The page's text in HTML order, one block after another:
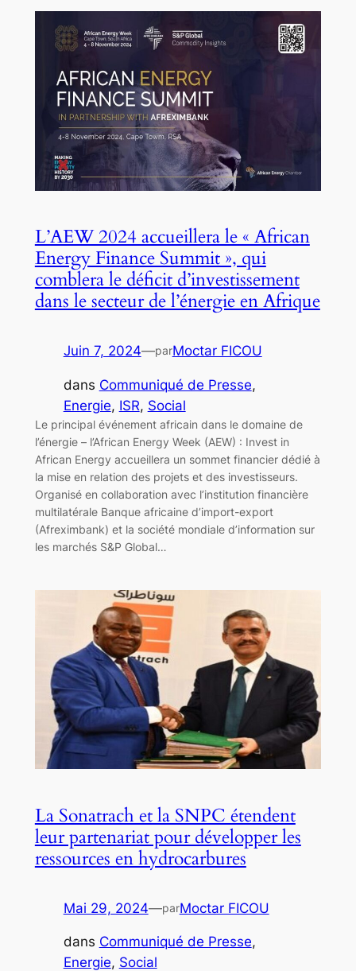
L’AEW 2024 accueillera le « African
Energy Finance Summit », qui
comblera le déficit d’investissement
dans le secteur de l’énergie en Afrique
Juin 7, 2024—parMoctar FICOU
dans Communiqué de Presse
Energie, ISR, Social
Le principal événement africain dans le domaine de
l’énergie – l’African Energy Week (AEW) : Invest in
African Energy accueillera un sommet financier dédié à
la mise en relation des projets et des investisseurs.
Organisé en collaboration avec l’institution financière
multilatérale Banque africaine d’import-export
(Afreximbank) et la société mondiale d’information sur
les marchés S&P Global…
La Sonatrach et la SNPC étendent
leur partenariat pour développer les
ressources en hydrocarbures
Mai 29, 2024—parMoctar FICOU
dans Communiqué de Presse
Energie, Social